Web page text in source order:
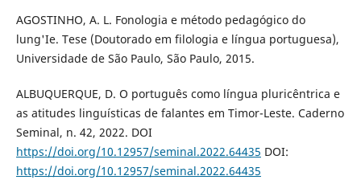
AGOSTINHO, A. L. Fonologia e método pedagógico do
lung'Ie. Tese (Doutorado em filologia e língua portuguesa),
Universidade de São Paulo, São Paulo, 2015.
ALBUQUERQUE, D. O português como língua pluricêntrica e
as atitudes linguísticas de falantes em Timor-Leste. Caderno
Seminal, n. 42, 2022. DOI
https://doi.org/10.12957/seminal.2022.64435 DOI:
https://doi.org/10.12957/seminal.2022.64435